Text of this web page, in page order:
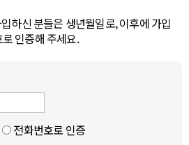
하신 분들은 생년월일로, 이후에 가입
인증해 주세요.
전화번호로 인증